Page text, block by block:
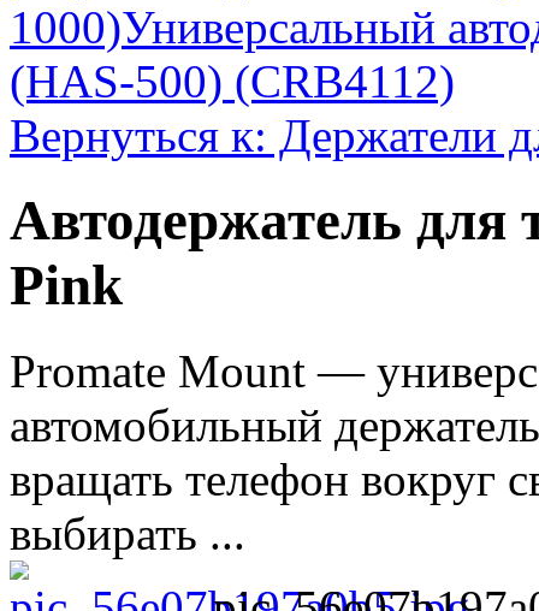
1000)Универсальный
(HAS-500) (CRB4112)
Вернуться к: Держатели
Автодержатель для
Pink
Promate Mount —
автомобильный
вращать телефон вокруг
выбирать ...